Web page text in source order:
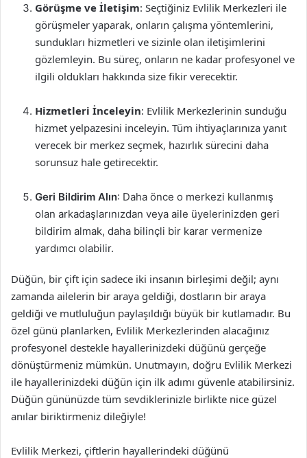
Görüşme ve İletişim: Seçtiğiniz Evlilik Merkezleri ile
görüşmeler yaparak, onların çalışma yöntemlerini,
sundukları hizmetleri ve sizinle olan iletişimlerini
gözlemleyin. Bu süreç, onların ne kadar profesyonel ve
ilgili oldukları hakkında size fikir verecektir.
Hizmetleri İnceleyin: Evlilik Merkezlerinin sunduğu
hizmet yelpazesini inceleyin. Tüm ihtiyaçlarınıza yanıt
verecek bir merkez seçmek, hazırlık sürecini daha
sorunsuz hale getirecektir.
Geri Bildirim Alın: Daha önce o merkezi kullanmış
olan arkadaşlarınızdan veya aile üyelerinizden geri
bildirim almak, daha bilinçli bir karar vermenize
yardımcı olabilir.
Düğün, bir çift için sadece iki insanın birleşimi değil; aynı
zamanda ailelerin bir araya geldiği, dostların bir araya
geldiği ve mutluluğun paylaşıldığı büyük bir kutlamadır. Bu
özel günü planlarken, Evlilik Merkezlerinden alacağınız
profesyonel destekle hayallerinizdeki düğünü gerçeğe
dönüştürmeniz mümkün. Unutmayın, doğru Evlilik Merkezi
ile hayallerinizdeki düğün için ilk adımı güvenle atabilirsiniz.
Düğün gününüzde tüm sevdiklerinizle birlikte nice güzel
anılar biriktirmeniz dileğiyle!
Evlilik Merkezi, çiftlerin hayallerindeki düğünü